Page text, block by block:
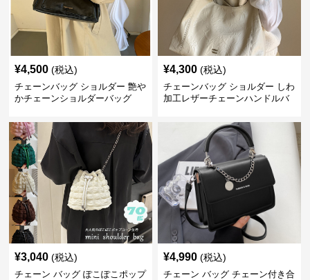
¥4,500 (税込)
チェーンバッグ ショルダー 艶や
かチェーンショルダーバッグ
¥4,300 (税込)
チェーンバッグ ショルダー しわ
加工レザーチェーンハンドルバ
¥3,040 (税込)
チェーン バッグ ぽこぽこポップ
¥4,990 (税込)
チェーン バッグ チェーン付き合